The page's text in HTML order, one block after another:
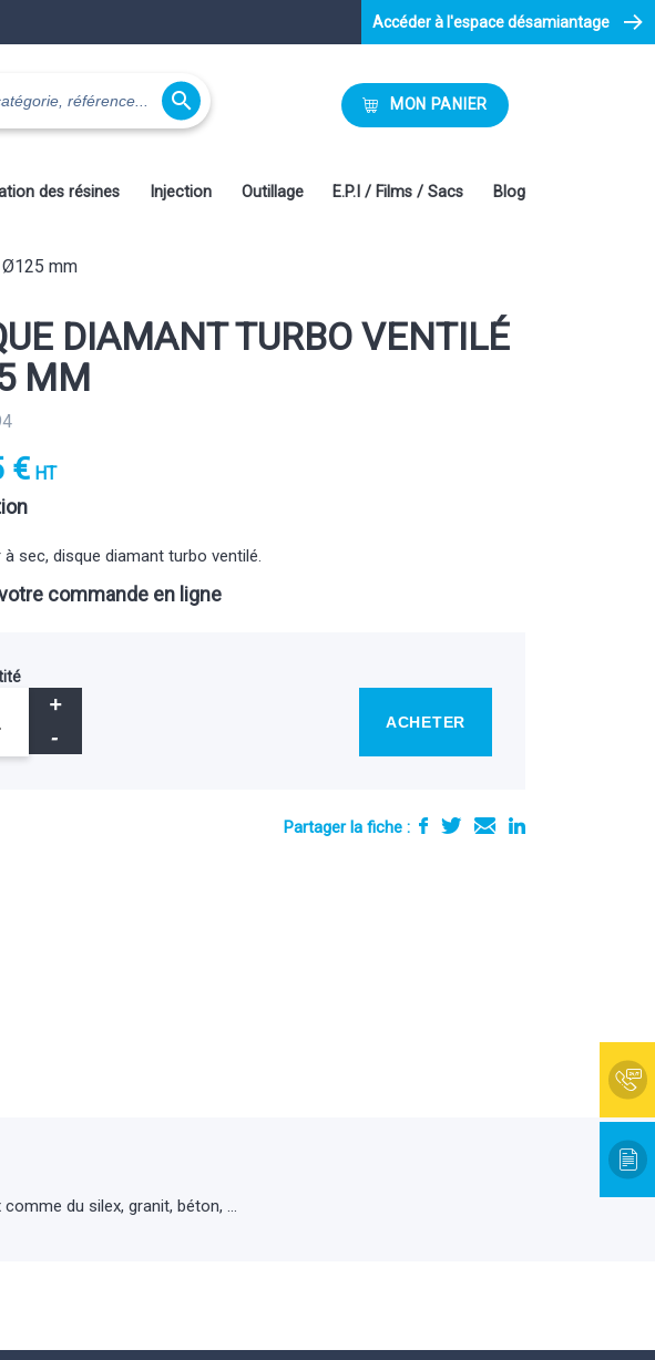
Accéder à l'espace désamiantage
 MON PANIER
des résines Injection Outillage E.P.I / Films / Sacs Blog
Ø125 mm
DIAMANT TURBO VENTILÉ
MM
€ HT
sec, disque diamant turbo ventilé.
commande en ligne
ACHETER
Partager la fiche :
du silex, granit, béton, …